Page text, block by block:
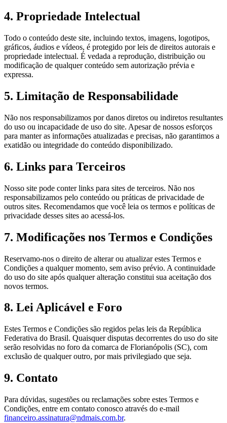
4. Propriedade Intelectual
Todo o conteúdo deste site, incluindo textos, imagens, logotipos,
gráficos, áudios e vídeos, é protegido por leis de direitos autorais e
propriedade intelectual. É vedada a reprodução, distribuição ou
modificação de qualquer conteúdo sem autorização prévia e
expressa.
5. Limitação de Responsabilidade
Não nos responsabilizamos por danos diretos ou indiretos resultantes
do uso ou incapacidade de uso do site. Apesar de nossos esforços
para manter as informações atualizadas e precisas, não garantimos a
exatidão ou integridade do conteúdo disponibilizado.
6. Links para Terceiros
Nosso site pode conter links para sites de terceiros. Não nos
responsabilizamos pelo conteúdo ou práticas de privacidade de
outros sites. Recomendamos que você leia os termos e políticas de
privacidade desses sites ao acessá-los.
7. Modificações nos Termos e Condições
Reservamo-nos o direito de alterar ou atualizar estes Termos e
Condições a qualquer momento, sem aviso prévio. A continuidade
do uso do site após qualquer alteração constitui sua aceitação dos
novos termos.
8. Lei Aplicável e Foro
Estes Termos e Condições são regidos pelas leis da República
Federativa do Brasil. Quaisquer disputas decorrentes do uso do site
serão resolvidas no foro da comarca de Florianópolis (SC), com
exclusão de qualquer outro, por mais privilegiado que seja.
9. Contato
Para dúvidas, sugestões ou reclamações sobre estes Termos e
Condições, entre em contato conosco através do e-mail
financeiro.assinatura@ndmais.com.br.